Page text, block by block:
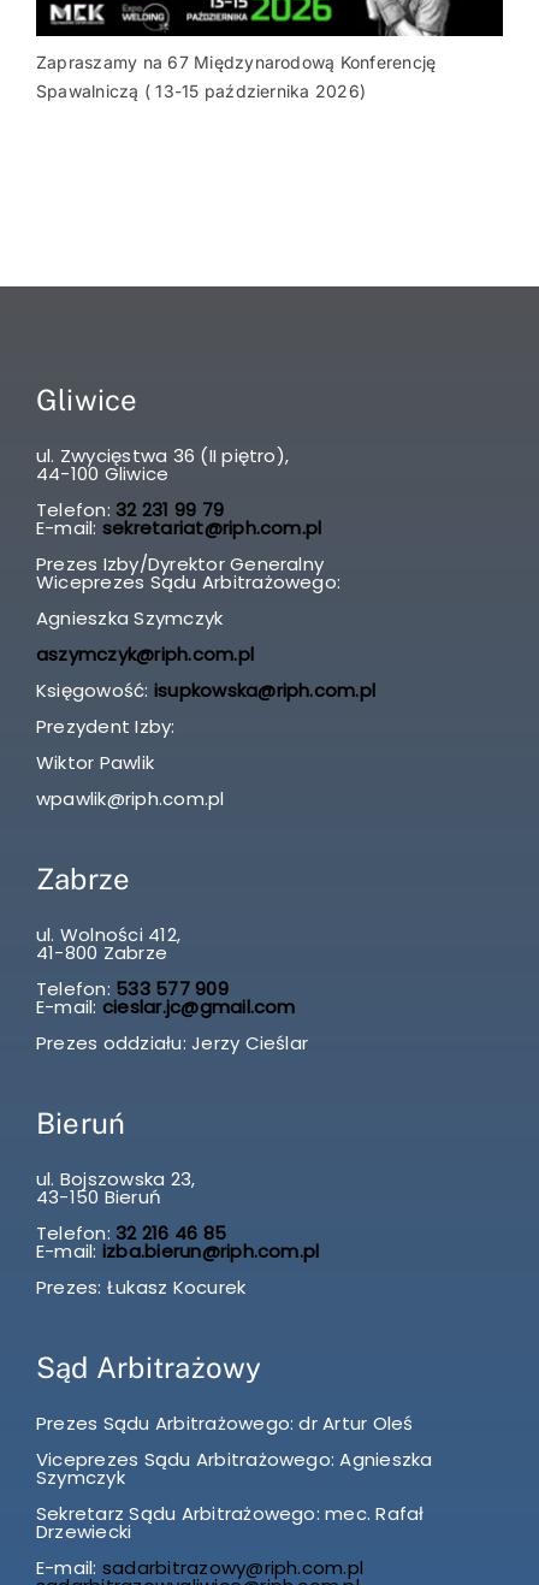
Zapraszamy na 67 Międzynarodową Konferencję
Spawalniczą ( 13-15 października 2026)
Gliwice
ul. Zwycięstwa 36 (II piętro),
44-100 Gliwice
Telefon: 32 231 99 79
E-mail: sekretariat@riph.com.pl
Prezes Izby/Dyrektor Generalny
Wiceprezes Sądu Arbitrażowego:
Agnieszka Szymczyk
aszymczyk@riph.com.pl
Księgowość: isupkowska@riph.com.pl
Prezydent Izby:
Wiktor Pawlik
wpawlik@riph.com.pl
Zabrze
ul. Wolności 412,
41-800 Zabrze
Telefon: 533 577 909
E-mail: cieslar.jc@gmail.com
Prezes oddziału: Jerzy Cieślar
Bieruń
ul. Bojszowska 23,
43-150 Bieruń
Telefon: 32 216 46 85
E-mail: izba.bierun@riph.com.pl
Prezes: Łukasz Kocurek
Sąd Arbitrażowy
Prezes Sądu Arbitrażowego: dr Artur Oleś
Viceprezes Sądu Arbitrażowego: Agnieszka
Szymczyk
Sekretarz Sądu Arbitrażowego: mec. Rafał
Drzewiecki
E-mail: sadarbitrazowy@riph.com.pl